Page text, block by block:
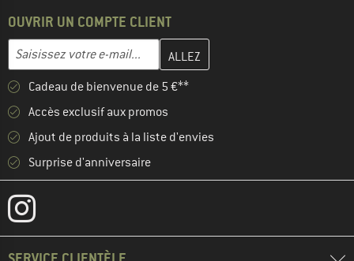
OUVRIR UN COMPTE CLIENT
Adresse e-mail
Entrez votre adresse e-mail ici et créez votre compte client à la
Cadeau de bienvenue de 5 €**
Accès exclusif aux promos
Ajout de produits à la liste d'envies
Surprise d'anniversaire